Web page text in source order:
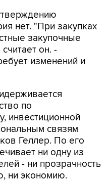
нет. "При закупках
закупочные
он. -
изменений и
по
инвестиционной
связям
Геллер. По его
ни одну из
- ни прозрачность
ни экономию.